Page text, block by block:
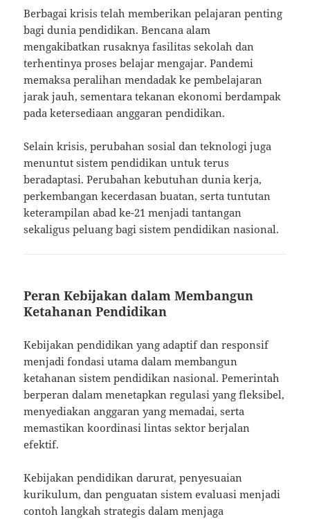
Berbagai krisis telah memberikan pelajaran penting
bagi dunia pendidikan. Bencana alam
mengakibatkan rusaknya fasilitas sekolah dan
terhentinya proses belajar mengajar. Pandemi
memaksa peralihan mendadak ke pembelajaran
jarak jauh, sementara tekanan ekonomi berdampak
pada ketersediaan anggaran pendidikan.
Selain krisis, perubahan sosial dan teknologi juga
menuntut sistem pendidikan untuk terus
beradaptasi. Perubahan kebutuhan dunia kerja,
perkembangan kecerdasan buatan, serta tuntutan
keterampilan abad ke-21 menjadi tantangan
sekaligus peluang bagi sistem pendidikan nasional.
Peran Kebijakan dalam Membangun
Ketahanan Pendidikan
Kebijakan pendidikan yang adaptif dan responsif
menjadi fondasi utama dalam membangun
ketahanan sistem pendidikan nasional. Pemerintah
berperan dalam menetapkan regulasi yang fleksibel,
menyediakan anggaran yang memadai, serta
memastikan koordinasi lintas sektor berjalan
efektif.
Kebijakan pendidikan darurat, penyesuaian
kurikulum, dan penguatan sistem evaluasi menjadi
contoh langkah strategis dalam menjaga